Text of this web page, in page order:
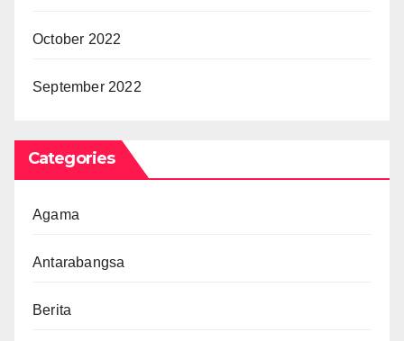
October 2022
September 2022
Categories
Agama
Antarabangsa
Berita